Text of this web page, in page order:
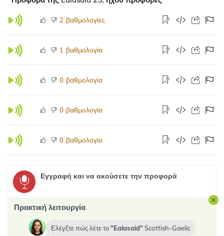
2 βαθμολογίες
1 βαθμολογία
0 βαθμολογία
0 βαθμολογία
0 βαθμολογία
Εγγραφή και να ακούσετε την προφορά
Πρακτική λειτουργία
Ελέγξτε πώς λέτε το Ealasaid Scottish-Gaelic